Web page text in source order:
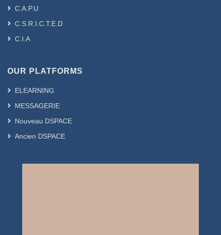
C.A.P.U
C.S.R.I.C.T.E.D
C.I.A
OUR PLATFORMS
ELEARNING
MESSAGERIE
Nouveau DSPACE
Ancien DSPACE